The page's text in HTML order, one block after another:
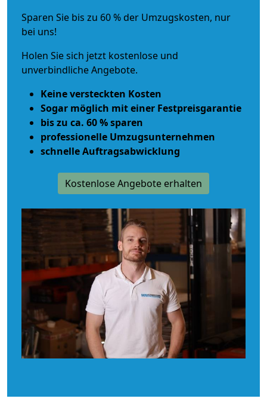
Sparen Sie bis zu 60 % der Umzugskosten, nur
bei uns!
Holen Sie sich jetzt kostenlose und
unverbindliche Angebote.
Keine versteckten Kosten
Sogar möglich mit einer Festpreisgarantie
bis zu ca. 60 % sparen
professionelle Umzugsunternehmen
schnelle Auftragsabwicklung
Kostenlose Angebote erhalten